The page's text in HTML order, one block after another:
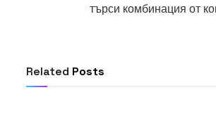
търси комбинация от
Related Posts
Превод и легализация за
July 14, 2026